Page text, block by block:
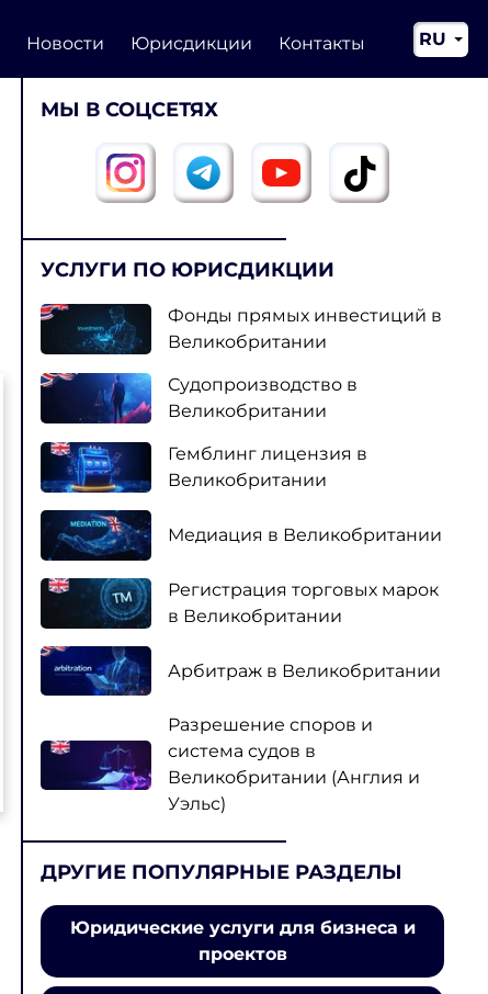
Новости Юрисдикции Контакты
RU
EN
МЫ В СОЦСЕТЯХ
УСЛУГИ ПО ЮРИСДИКЦИИ
Фонды прямых инвестиций в
Великобритании
Судопроизводство в
Великобритании
Гемблинг лицензия в
Великобритании
Медиация в Великобритании
Регистрация торговых марок
в Великобритании
Арбитраж в Великобритании
Разрешение споров и
система судов в
Великобритании (Англия и
Уэльс)
ДРУГИЕ ПОПУЛЯРНЫЕ РАЗДЕЛЫ
Юридические услуги для бизнеса и
проектов